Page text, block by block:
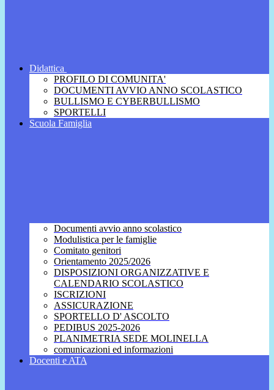
Didattica
PROFILO DI COMUNITA'
DOCUMENTI AVVIO ANNO SCOLASTICO
BULLISMO E CYBERBULLISMO
SPORTELLI
Scuola Famiglia
Documenti avvio anno scolastico
Modulistica per le famiglie
Comitato genitori
Orientamento 2025/2026
DISPOSIZIONI ORGANIZZATIVE E
CALENDARIO SCOLASTICO
ISCRIZIONI
ASSICURAZIONE
SPORTELLO D' ASCOLTO
PEDIBUS 2025-2026
PLANIMETRIA SEDE MOLINELLA
comunicazioni ed informazioni
Docenti e ATA